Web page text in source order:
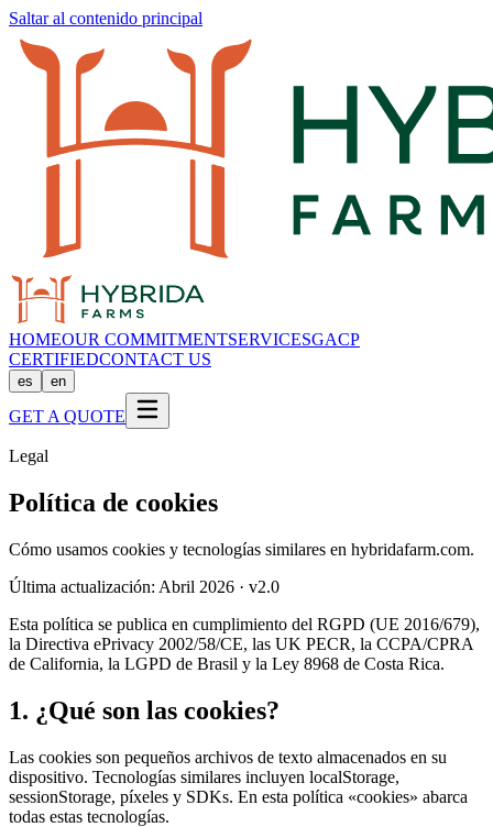
Saltar al contenido principal
HOMEOUR COMMITMENTSERVICESGACP
CERTIFIEDCONTACT US
es en
GET A QUOTE
Legal
Política de cookies
Cómo usamos cookies y tecnologías similares en hybridafarm.com.
Última actualización: Abril 2026 · v2.0
Esta política se publica en cumplimiento del RGPD (UE 2016/679),
la Directiva ePrivacy 2002/58/CE, las UK PECR, la CCPA/CPRA
de California, la LGPD de Brasil y la Ley 8968 de Costa Rica.
1. ¿Qué son las cookies?
Las cookies son pequeños archivos de texto almacenados en su
dispositivo. Tecnologías similares incluyen localStorage,
sessionStorage, píxeles y SDKs. En esta política «cookies» abarca
todas estas tecnologías.